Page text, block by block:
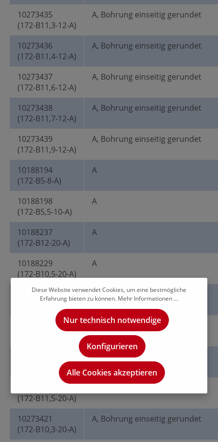
10273435
(172-B11,3-12-A)
A, Bohrung einseitig gerundet
10273436
(172-B11,4-12-A)
A, Bohrung einseitig gerundet
10273437
(172-B11,6-12-A)
A, Bohrung einseitig gerundet
10273438
(172-B11,7-12-A)
A, Bohrung einseitig gerundet
10273439
(172-B11,9-12-A)
A, Bohrung einseitig gerundet
10188194
(172-B5-8-A)
A
10188198
(172-B5,5-10-A)
A
10188237
(172-B12-20-A)
A
10188229
(172-B10,5-20-A)
A
10188232
(172-B11-20-A)
A
A
(172-B11,8-20-A)
A
(172-B11,5-20-A)
10273421
(172-B10,3-20-A)
A, Bohrung einseitig gerundet
Diese Website verwendet Cookies, um eine bestmögliche
Erfahrung bieten zu können. Mehr Informationen ...
Nur technisch notwendige
Konfigurieren
Alle Cookies akzeptieren